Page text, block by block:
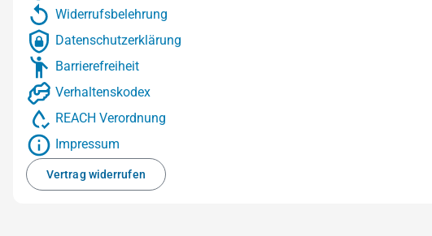
Widerrufsbelehrung
Datenschutzerklärung
Barrierefreiheit
Verhaltenskodex
REACH Verordnung
Impressum
Vertrag widerrufen